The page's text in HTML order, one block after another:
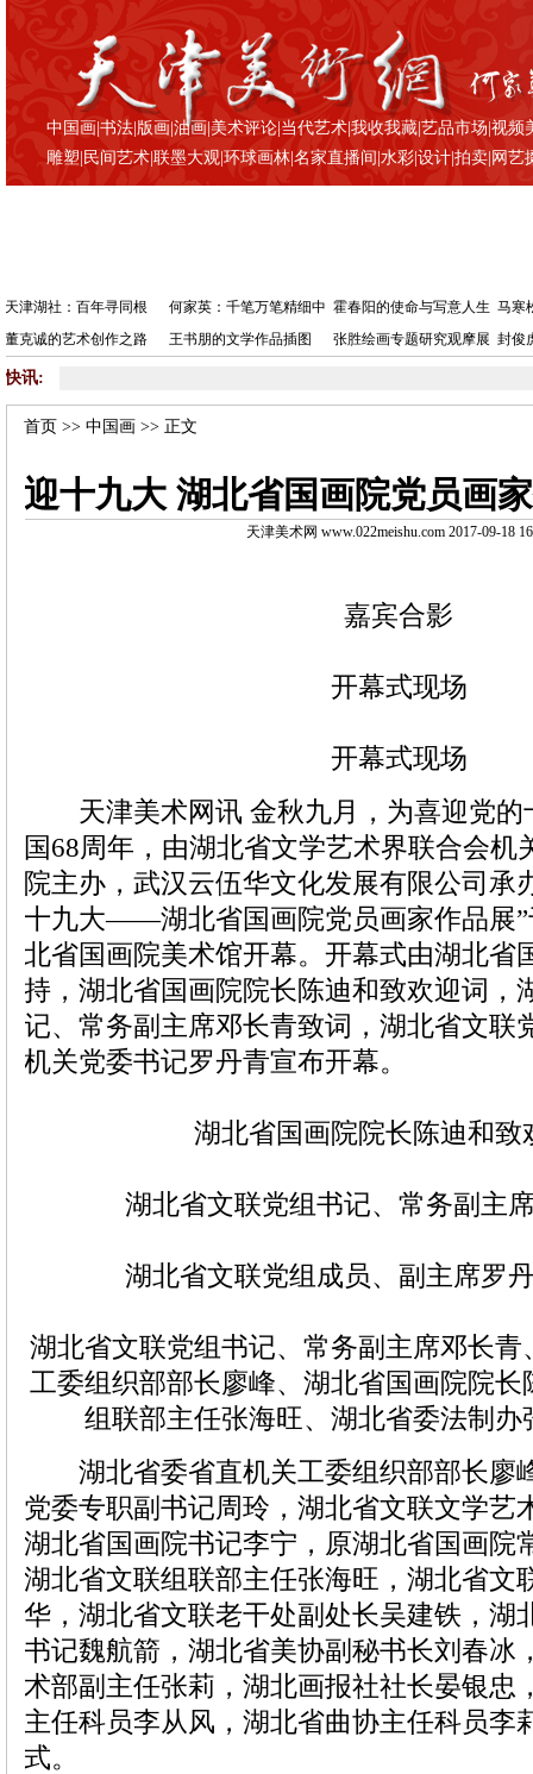
中国画 |书法 版画 |油画 |美术评论 当代艺术 |我收我藏 |艺品市场 |视频
雕塑 民间艺术 |联墨大观 |环球画林 |名家直播间 |水彩 |设计 |拍卖 网艺
天津湖社：百年寻同根 何家英：千笔万笔精细中 霍春阳的使命与写意人生 马寒
董克诚的艺术创作之路
王书朋的文学作品插图 张胜绘画专题研究观摩展 封俊
快讯:
首页 >>中国画 >> 正文
迎十九大 湖北省国画院党员画
天津美术网 www.022meishu.com 2017-09-18
嘉宾合影
开幕式现场
开幕式现场
天津美术网讯 金秋九月，为喜迎党的
国68周年，由湖北省文学艺术界联合会机
院主办，武汉云伍华文化发展有限公司承
十九大——湖北省国画院党员画家作品展”
北省国画院美术馆开幕。开幕式由湖北省
持，湖北省国画院院长陈迪和致欢迎词，
记、常务副主席邓长青致词，湖北省文联
机关党委书记罗丹青宣布开幕。
湖北省国画院院长陈迪和致
湖北省文联党组书记、常务副主
湖北省文联党组成员、副主席罗
湖北省文联党组书记、常务副主席邓长
工委组织部部长廖峰、湖北省国画院院
组联部主任张海旺、湖北省委法制办
湖北省委省直机关工委组织部部长廖
党委专职副书记周玲，湖北省文联文学艺
湖北省国画院书记李宁，原湖北省国画院
湖北省文联组联部主任张海旺，湖北省文
华，湖北省文联老干处副处长吴建铁，湖
书记魏航箭，湖北省美协副秘书长刘春冰
术部副主任张莉 ，湖北画报社社长晏银
主任科员李从风，湖北省曲协主任科员李
式。